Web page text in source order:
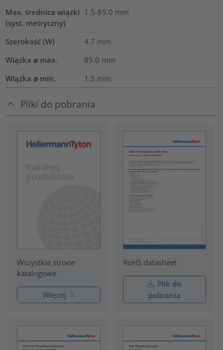
Max. średnica wiązki
(syst. metryczny)
1.5-85.0 mm
Szerokość (W) 4.7 mm
Wiązka ⌀ max.
85.0 mm
Wiązka ⌀ min.
1.5 mm
Pliki do pobrania
Wszystkie strone
katalogowe
Więcej
RoHS datasheet
Plik do
pobrania